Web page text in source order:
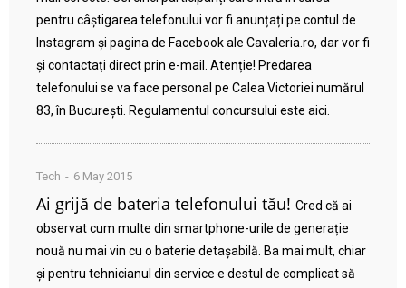
pentru câștigarea telefonului vor fi anunțați pe contul de
Instagram și pagina de Facebook ale Cavaleria.ro, dar vor fi
și contactați direct prin e-mail. Atenție! Predarea
telefonului se va face personal pe Calea Victoriei numărul
83, în București. Regulamentul concursului este aici.
Tech 6 May 2015
Ai grijă de bateria telefonului tău! Cred că ai
observat cum multe din smartphone-urile de generație
nouă nu mai vin cu o baterie detașabilă. Ba mai mult, chiar
și pentru tehnicianul din service e destul de complicat să